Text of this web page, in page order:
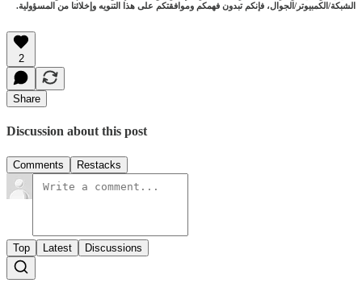
الشبكة/الكمبيوتر/الجوال، فإنكم تبدون فهمكم وموافقتكم على هذا التنويه وإخلائنا من المسؤولية.
2
Share
Discussion about this post
Comments Restacks
Top Latest Discussions